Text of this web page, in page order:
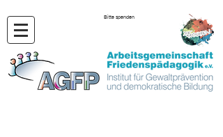
Bitte spenden